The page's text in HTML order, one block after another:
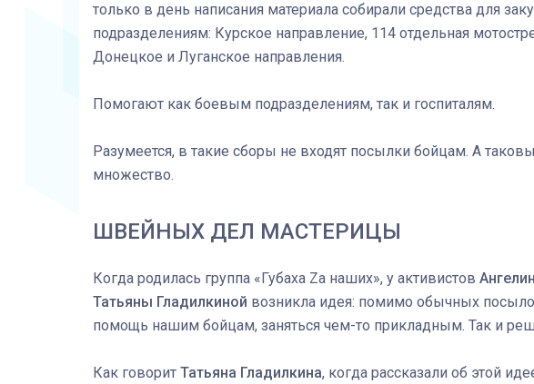
только в день написания материала собирали средства для
подразделениям: Курское направление, 114 отдельная
Донецкое и Луганское направления.
Помогают как боевым подразделениям, так и госпиталям.
Разумеется, в такие сборы не входят посылки бойцам. А
множество.
ШВЕЙНЫХ ДЕЛ МАСТЕРИЦЫ
Когда родилась группа «Губаха Zа наших», у активистов
Татьяны Гладилкиной возникла идея: помимо обычных
помощь нашим бойцам, заняться чем-то прикладным. Так и
Как говорит Татьяна Гладилкина, когда рассказали об этой